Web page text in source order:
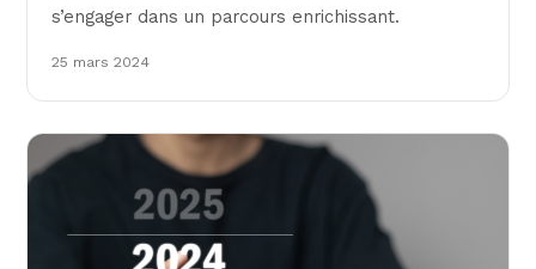
s’engager dans un parcours enrichissant.
25 mars 2024